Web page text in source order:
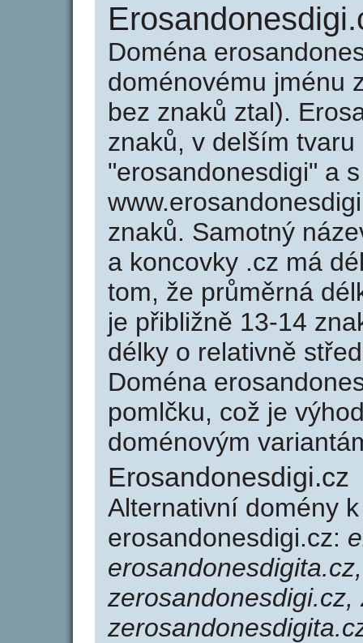
Doména
doménovému jménu
bez znaků ztal).
znaků, v delším tvaru
"erosandonesdigi" a
znaků. Samotný
a koncovky .cz má
tom, že průměrná
je přibližně 13-14
délky o relativně
Doména
pomlčku, což je
doménovým
Erosandonesdigi.cz
Alternativní domény
erosandonesdigi.cz: